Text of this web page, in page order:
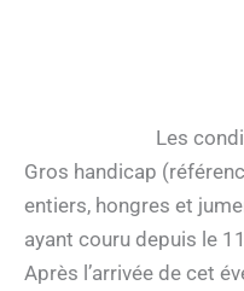
Les
Gros handicap
entiers, hongres et
ayant couru depuis le
Après l’arrivée de cet